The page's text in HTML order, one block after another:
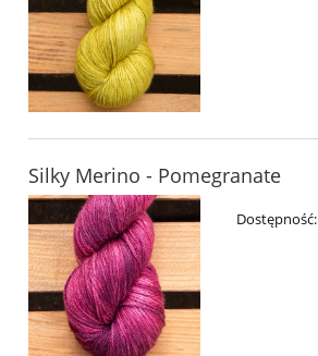
Silky Merino - Pomegranate
Dostępność: